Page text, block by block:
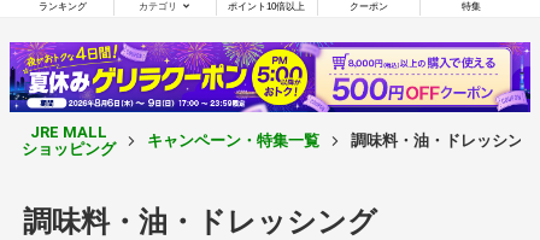
ランキング カテゴリ ポイント10倍以上 クーポン 特集
JRE MALL
ショッピング
キャンペーン・特集一覧 調味料・油・ドレッシング
調味料・油・ドレッシング